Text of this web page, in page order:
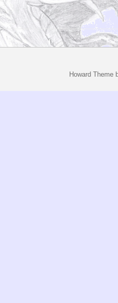
Howard Theme